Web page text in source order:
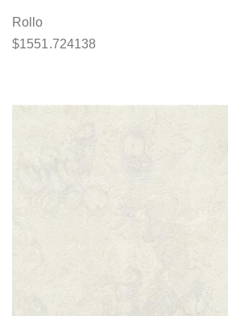
Rollo
$1551.724138